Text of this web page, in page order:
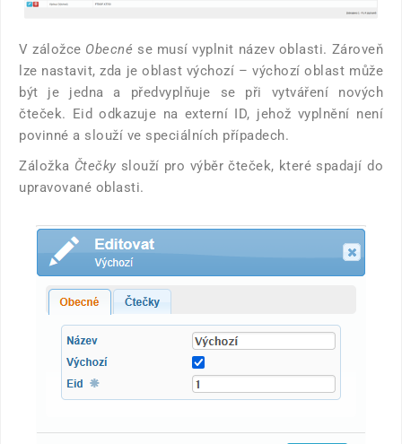
V záložce Obecné se musí vyplnit název oblasti. Zároveň
lze nastavit, zda je oblast výchozí – výchozí oblast může
být je jedna a předvyplňuje se při vytváření nových
čteček. Eid odkazuje na externí ID, jehož vyplnění není
povinné a slouží ve speciálních případech.
Záložka Čtečky slouží pro výběr čteček, které spadají do
upravované oblasti.